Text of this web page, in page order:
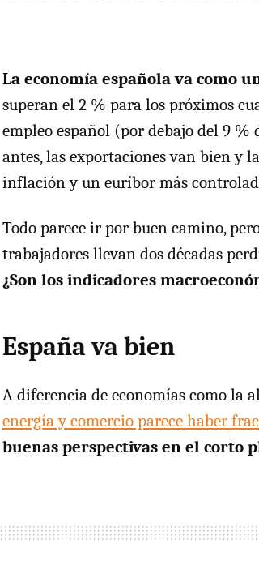
La economía española va como
superan el 2 % para los próximos
empleo español (por debajo del 9
antes, las exportaciones van bien y
inflación y un euríbor más
Todo parece ir por buen camino,
trabajadores llevan dos décadas
¿Son los indicadores
España va bien
A diferencia de economías como la
energía y comercio parece haber
buenas perspectivas en el corto